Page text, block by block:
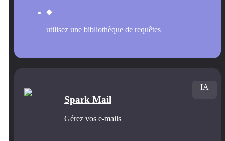
utilisez une bibliothèque de requêtes
Spark Mail
Gérez vos e-mails
IA